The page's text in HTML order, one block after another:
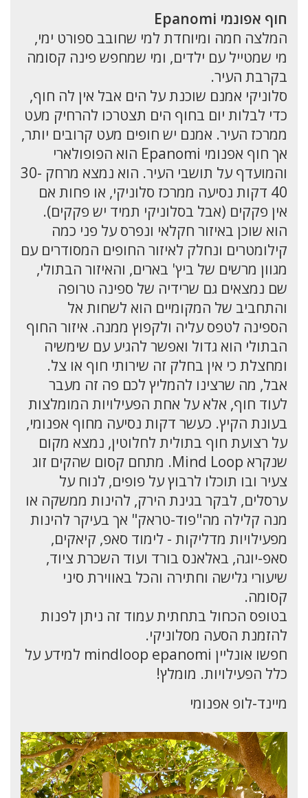
חוף אפונמי Epanomi
המלצה חמה ומיוחדת למי שחובב ספורט ימי,
מי שמטייל עם ילדים, ומי שמחפש פינה קסומה
בקרבת העיר.
סלוניקי אמנם שוכנת על הים אבל אין לה חוף,
כדי לבלות יום בחוף הים תצטרכו להרחיק מעט
ממרכז העיר. אמנם יש חופים מעט קרובים יותר,
אך חוף אפנומי Epanomi הוא הפופולארי
והמועדף על תושבי העיר. הוא נמצא מרחק 30-
40 דקות נסיעה ממרכז סלוניקי, או פחות אם
אין פקקים (אבל בסלוניקי תמיד יש פקקים).
הוא שוכן באיזור חקלאי ונפרס על פני כמה
קילומטרים ונחלק לאיזור החופים המסודרים עם
מגוון מרשים של ביץ' בארים, והאיזור הבתולי,
שם נמצאים גם שרידיה של ספינה טרופה
והתחביב של המקומיים הוא לשחות אל
הספינה לטפס עליה ולקפוץ ממנה. איזור החוף
הבתולי הוא גדול ואפשר להגיע עם שימשיה
ומחצלת כי אין בחלק זה שירותי חוף או צל.
אבל, מה שרצינו להמליץ לכם פה זה מעבר
לעוד חוף, אלא על אחת הפעילויות המומלצות
בעונת הקיץ. כעשר דקות נסיעה מחוף אפנומי,
על רצועת חוף בתולית לחלוטין, נמצא מקום
שנקרא Mind Loop. מתחם קסום שהקים זוג
צעיר ובו תוכלו לרבוץ על פופים, לנוח על
ערסלים, לבקר בגינת הירק, להינות ממשקה או
מנה קלילה מה"פוד-טראק" אך בעיקר להינות
מפעילויות מדליקות - לימוד סאפ, קיאקים,
סאפ-יוגה, באלאנס בורד ועוד השכרת ציוד,
שיעורי גלישה וחתירה והכל באווירת סיני
קסומה.
בטופס הכחול בתחתית עמוד זה ניתן לפנות
להזמנת הסעה מסלוניקי.
חפשו אונליין mindloop epanomi למידע על
כלל הפעילויות. מומלץ!
מיינד-לופ אפנומי